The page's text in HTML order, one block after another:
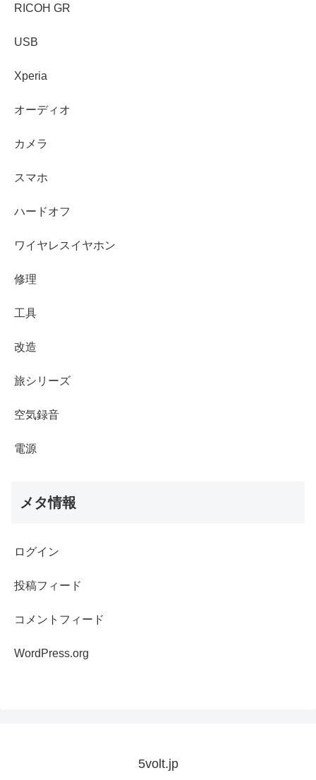
RICOH GR
USB
Xperia
オーディオ
カメラ
スマホ
ハードオフ
ワイヤレスイヤホン
修理
工具
改造
旅シリーズ
空気録音
電源
メタ情報
ログイン
投稿フィード
コメントフィード
WordPress.org
5volt.jp